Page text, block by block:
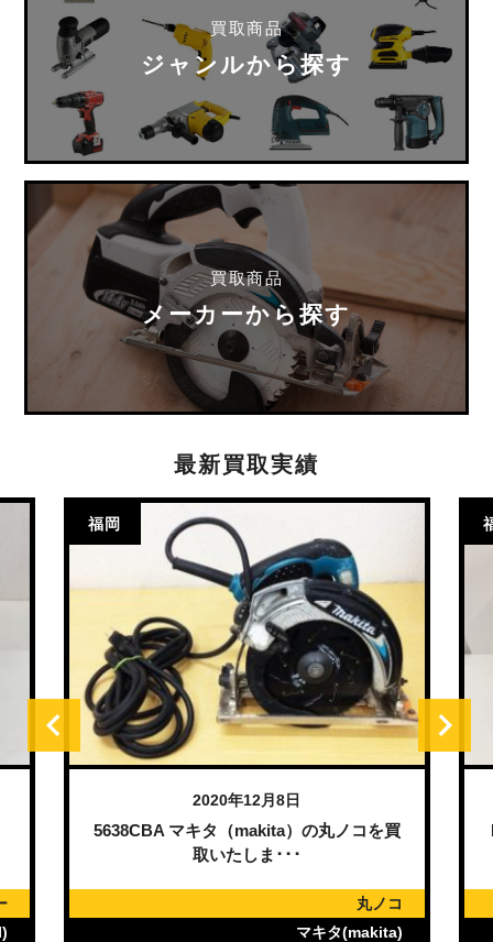
買取商品
ジャンルから探す
買取商品
メーカーから探す
最新買取実績
福岡
2020年12月8日
5638CBA マキタ（makita）の丸ノコを買
取いたしま･･･
丸ノコ
マキタ(makita)